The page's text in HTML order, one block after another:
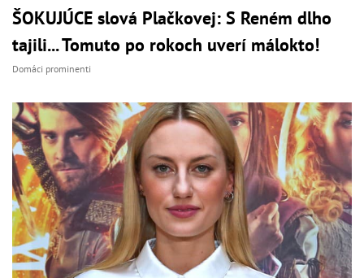
ŠOKUJÚCE slová Plačkovej: S Reném dlho
tajili... Tomuto po rokoch uverí málokto!
Domáci prominenti